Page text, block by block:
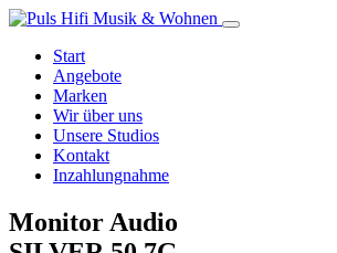
Start
Angebote
Marken
Wir über uns
Unsere Studios
Kontakt
Inzahlungnahme
Monitor Audio